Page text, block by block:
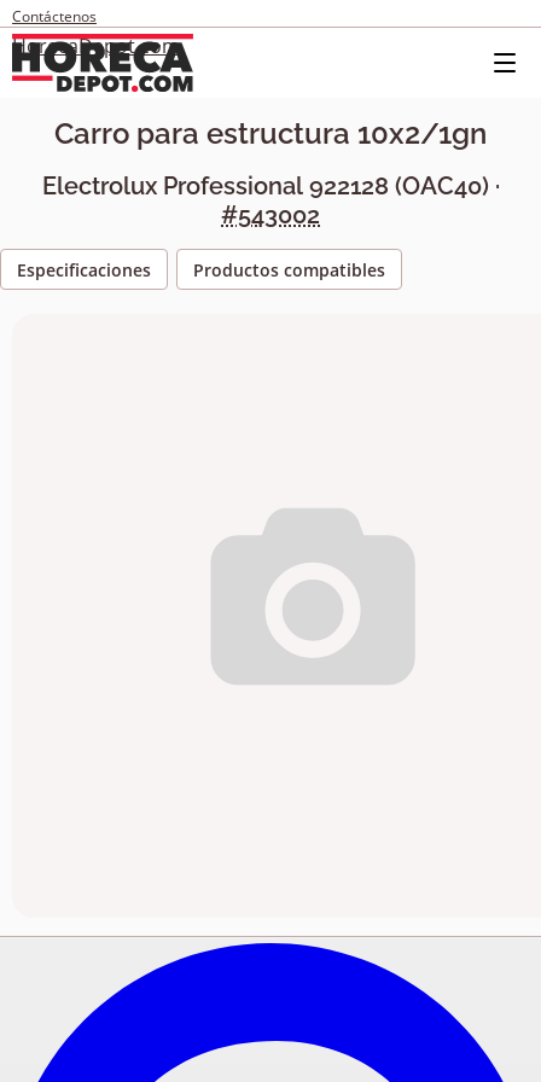
Contáctenos
HorecaDepot.com
Carro para estructura 10x2/1gn
Electrolux Professional 922128 (OAC40) ·
#543002
Especificaciones Productos compatibles